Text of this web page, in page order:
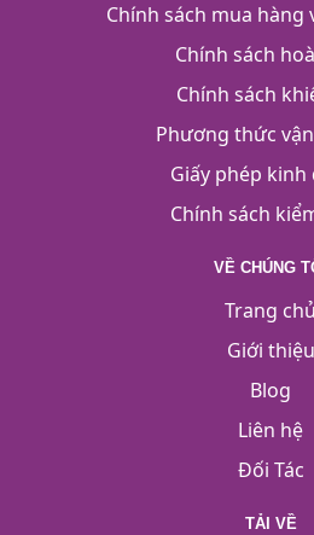
Chính sách mua hàng
Chính sách
Chính sách
Phương thức
Giấy phép kinh
Chính sách
VỀ CHÚNG
Trang chủ
Giới thiệu
Blog
Liên hệ
Đối Tác
TẢI VỀ